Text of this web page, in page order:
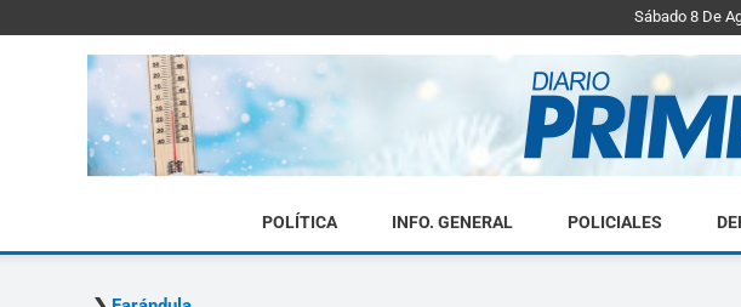
Sábado 8 De
POLÍTICA INFO. GENERAL POLICIALES